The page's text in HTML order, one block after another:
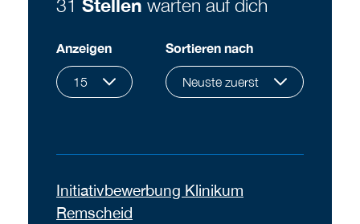
31 Stellen warten auf dich
Anzeigen
15
Sortieren nach
Neuste zuerst
Initiativbewerbung Klinikum
Remscheid